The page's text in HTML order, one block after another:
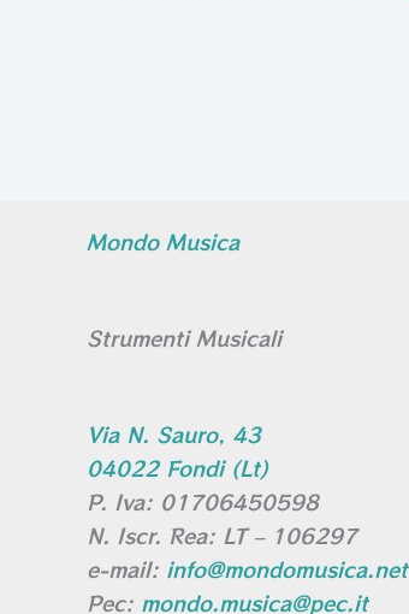
Mondo Musica
Strumenti Musicali
Via N. Sauro, 43
04022 Fondi (Lt)
P. Iva: 01706450598
N. Iscr. Rea: LT – 106297
e-mail: info@mondomusica.net
Pec: mondo.musica@pec.it